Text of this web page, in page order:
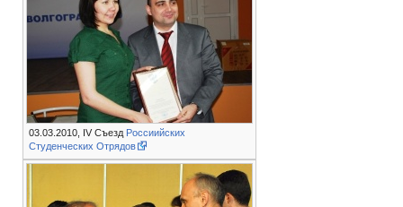
03.03.2010, IV Съезд Россиийских
Студенческих Отрядов